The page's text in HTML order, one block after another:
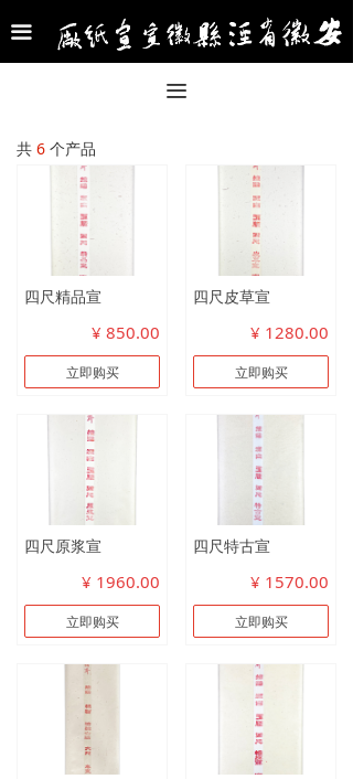
끀
首页
合作名家
新闻中心
产品展示
产品价目表
联系我们
共 6 个产品
四尺精品宣
¥ 850.00
立即购买
四尺皮草宣
¥ 1280.00
立即购买
四尺原浆宣
¥ 1960.00
立即购买
四尺特古宣
¥ 1570.00
立即购买
끀